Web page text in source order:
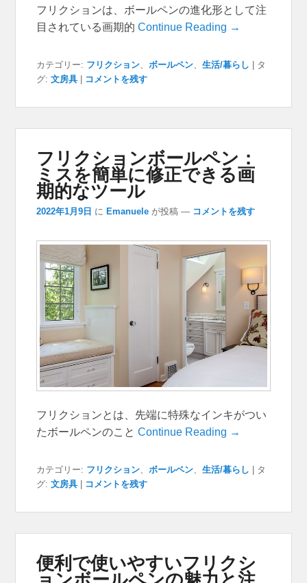
フリクションは、ボールペンの進化形として注
目されている画期的Continue Reading →
カテゴリー: フリクション、ボールペン、生活/暮らし
タ
グ: 文房具 コメントを残す
フリクションボールペン：
ミスを簡単に修正できる画
期的なツール
2022年1月9日 に Emanuele が投稿 — コメントを残す
フリクションとは、先端に特殊なインキがつい
たボールペンのことContinue Reading →
カテゴリー: フリクション ボールペン 、生活/暮らし
タ
グ: 文房具 コメントを残す
便利で使いやすいフリクシ